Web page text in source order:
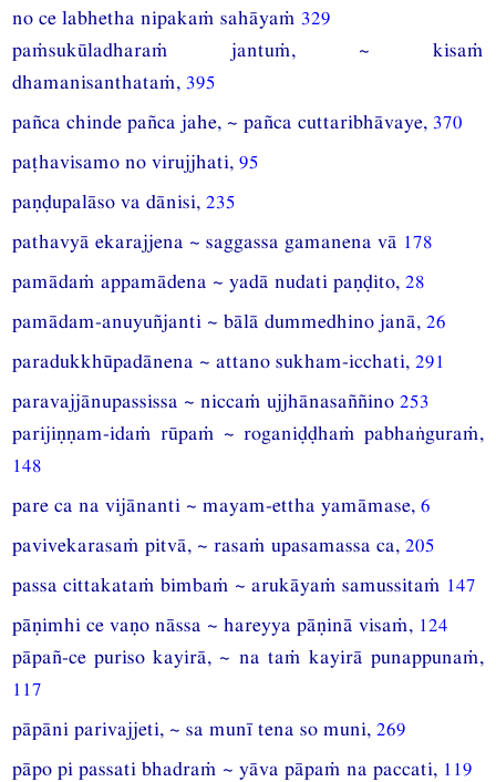
no ce labhetha nipakaṁ sahāyaṁ 329
paṁsukūladharaṁ jantuṁ, ~ kisaṁ
dhamanisanthataṁ, 395
pañca chinde pañca jahe, ~ pañca cuttaribhāvaye, 370
paṭhavisamo no virujjhati,95
paṇḍupalāso va dānisi,235
pathavyā ekarajjena ~ saggassa gamanena vā 178
pamādaṁ appamādena ~ yadā nudati paṇḍito,28
pamādam-anuyuñjanti ~ bālā dummedhino janā,26
paradukkhūpadānena ~ attano sukham-icchati,291
paravajjānupassissa ~ niccaṁ ujjhānasaññino253
parijiṇṇam-idaṁ rūpaṁ ~ roganiḍḍhaṁ pabhaṅguraṁ,
148
pare ca na vijānanti ~ mayam-ettha yamāmase,6
pavivekarasaṁ pitvā, ~ rasaṁ upasamassa ca,205
passa cittakataṁ bimbaṁ ~ arukāyaṁ samussitaṁ 147
pāṇimhi ce vaṇo nāssa ~ hareyya pāṇinā visaṁ, 124
pāpañ-ce puriso kayirā, ~ na taṁ kayirā punappunaṁ,
117
pāpāni parivajjeti, ~ sa munī tena so muni,269
pāpo pi passati bhadraṁ ~ yāva pāpaṁ na paccati, 119